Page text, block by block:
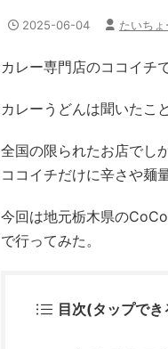
2025-06-04 たいちょ
カレー専門店のココイチ
カレーうどんは聞いたこ
全国の限られたお店でし
ココイチだけに辛さや麺
今回は地元栃木県の
で行ってみた。
目次(タップでき